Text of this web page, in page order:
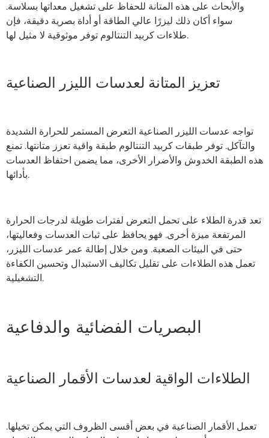
والأبحاث على هذه المتانة للحفاظ على تشغيل معداتها بسلاسة.
سواء أكان ذلك ليزرًا عالي الطاقة أو أداة بصرية دقيقة، فإن
طلاءات كربيد التنتالوم توفر موثوقية لا مثيل لها.
تعزيز المتانة لعدسات الليزر الصناعية
تواجه عدسات الليزر الصناعية التعرض المستمر للحرارة الشديدة
والتآكل. توفر طبقات كربيد التنتالوم طبقة واقية تعزز متانتها. تمنع
هذه الطبقة الخدوش والأضرار الأخرى، مما يضمن احتفاظ العدسات
بأدائها.
تعد قدرة الطلاء على تحمل التعرض لفترات طويلة لدرجات الحرارة
المرتفعة ميزة أخرى. فهو يحافظ على ثبات العدسات وفعاليتها،
حتى في البيئات الصعبة. ومن خلال إطالة عمر عدسات الليزر،
تعمل هذه الطلاءات على تقليل تكاليف الاستبدال وتحسين الكفاءة
التشغيلية.
البصريات الفضائية والدفاعية
الطلاءات الواقية لعدسات الأقمار الصناعية
تعمل الأقمار الصناعية في بعض أقسى الظروف التي يمكن تخيلها.